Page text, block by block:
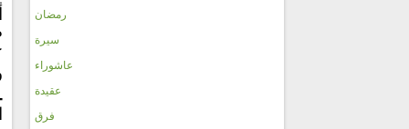
رمضان
سيرة
عاشوراء
عقيدة
فرق